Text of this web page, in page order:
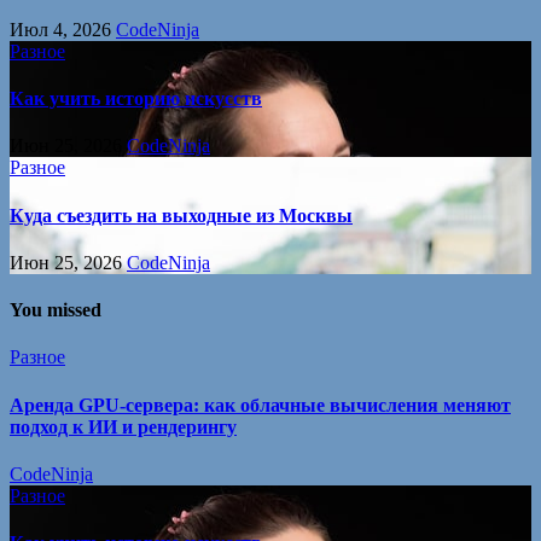
Июл 4, 2026 CodeNinja
Разное
Как учить историю искусств
CodeNinja
Разное
Куда съездить на выходные из Москвы
Июн 25, 2026CodeNinja
You missed
Разное
Аренда GPU-сервера: как облачные вычисления меняют
подход к ИИ и рендерингу
CodeNinja
Разное